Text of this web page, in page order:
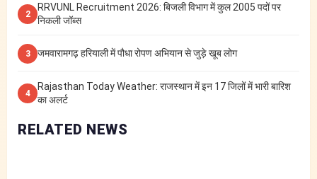
2
RRVUNL Recruitment 2026: बिजली विभाग में कुल 2005 पदों पर
निकली जॉब्स
3 जमवारामगढ़ हरियाली में पौधा रोपण अभियान से जुड़े खूब लोग
4
Rajasthan Today Weather: राजस्थान में इन 17 जिलों में भारी बारिश
का अलर्ट
RELATED NEWS